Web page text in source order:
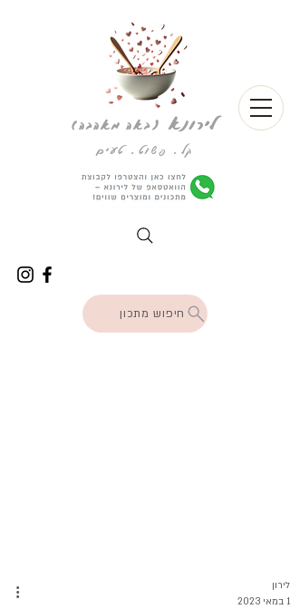
לירונא(באה מאהבה)
קל. פשוט. טעים
חיפוש מתכון
לירון
1 במאי 2023